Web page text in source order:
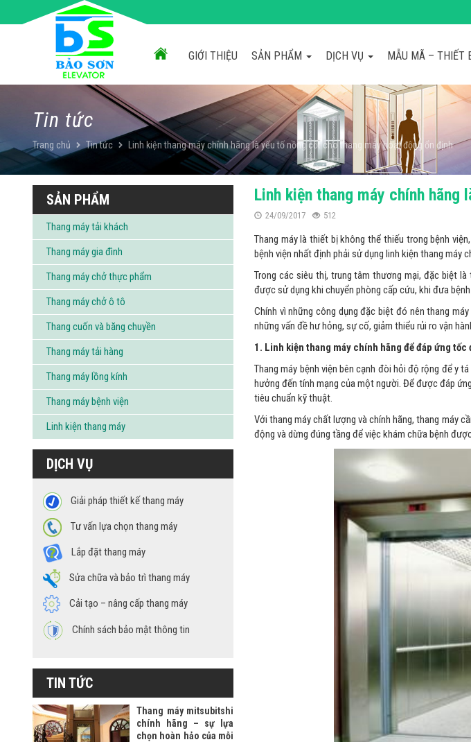
GIỚI THIỆU SẢN PHẨM DỊCH VỤ MẪU MÃ – THIẾT
Tin tức
Trang chủ Tin tức Linh kiện thang máy chính hãng là yếu tố nồng cốt cho thang máy hoạt động ổn định
Linh kiện thang máy chính
24/09/2017 512
Thang máy là thiết bị không thể thiếu trong bệnh
bệnh viện nhất định phải sử dụng linh kiện thang máy
Trong các siêu thị, trung tâm thương mại, đặc biệt
được sử dụng khi chuyển phòng cấp cứu, khi đưa
Chính vì những công dụng đặc biệt đó nên thang
những vấn đề hư hỏng, sự cố, giảm thiểu rủi ro vận
1. Linh kiện thang máy chính hãng để đáp ứng tốc
Thang máy bệnh viện bên cạnh đòi hỏi độ rộng để y
hưởng đến tính mạng của một người. Để được đáp
tiêu chuẩn kỹ thuật.
Với thang máy chất lượng và chính hãng, thang máy
động và dừng đúng tầng để việc khám chữa bệnh
SẢN PHẨM
Thang máy tải khách
Thang máy gia đình
Thang máy chở thực phẩm
Thang máy chở ô tô
Thang cuốn và băng chuyền
Thang máy tải hàng
Thang máy lồng kính
Thang máy bệnh viện
Linh kiện thang máy
DỊCH VỤ
Giải pháp thiết kế thang máy
Tư vấn lựa chọn thang máy
Lắp đặt thang máy
Sửa chữa và bảo trì thang máy
Cải tạo – nâng cấp thang máy
Chính sách bảo mật thông tin
TIN TỨC
Thang máy mitsubitshi
chính hãng – sự lựa
chọn hoàn hảo của mỗi